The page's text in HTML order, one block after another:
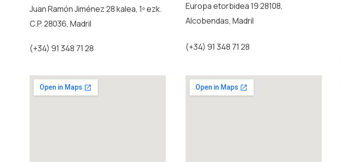
Juan Ramón Jiménez 28 kalea, 1º ezk.
C.P. 28036, Madril
(+34) 91 348 71 28
Europa etorbidea 19 28108,
Alcobendas, Madril
(+34) 91 348 71 28